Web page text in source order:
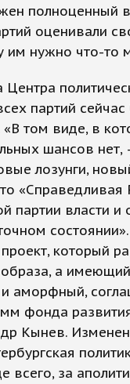
полноценный
оценивали
им нужно что-то
Центра
партий
том виде, в
шансов нет,
лозунги,
«Справедливая
партии власти и
который
а
аморфный,
фонда
Кынев.
всего, за